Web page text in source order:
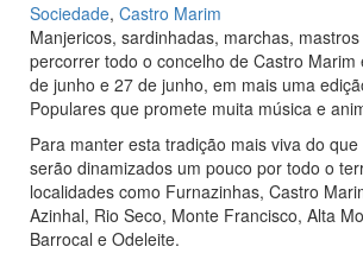
Sociedade, Castro Marim
Manjericos, sardinhadas, marchas,
percorrer todo o concelho de Castro Marim
de junho e 27 de junho, em mais uma
Populares que promete muita música e
Para manter esta tradição mais viva do
serão dinamizados um pouco por todo o
localidades como Furnazinhas, Castro
Azinhal, Rio Seco, Monte Francisco, Alta
Barrocal e Odeleite.